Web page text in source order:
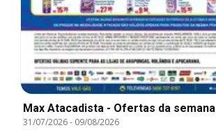
Max Atacadista - Ofertas da semana
31/07/2026- 09/08/2026